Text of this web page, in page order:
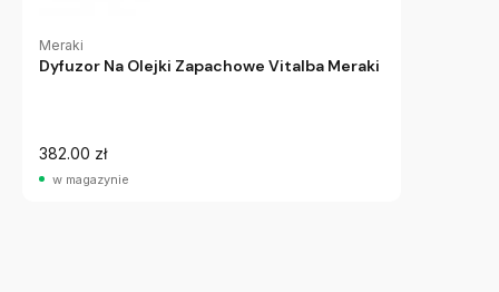
Meraki
Dyfuzor Na Olejki Zapachowe Vitalba Meraki
382.00 zł
w magazynie